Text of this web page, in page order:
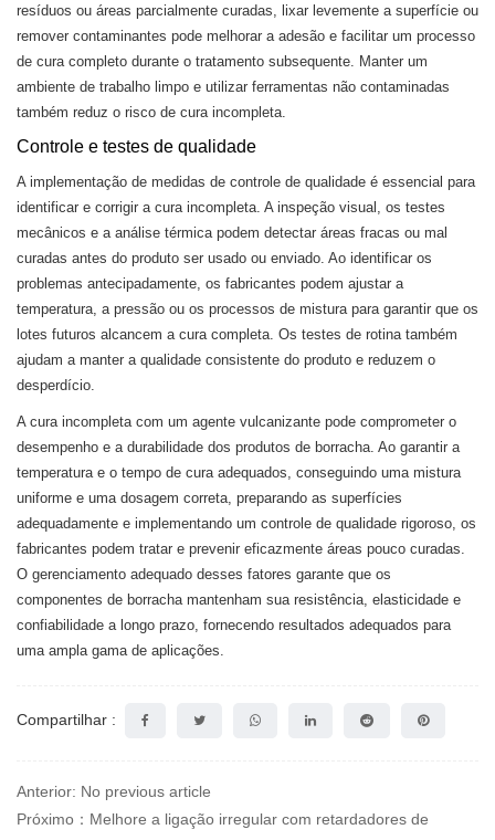
resíduos ou áreas parcialmente curadas, lixar levemente a superfície ou
remover contaminantes pode melhorar a adesão e facilitar um processo
de cura completo durante o tratamento subsequente. Manter um
ambiente de trabalho limpo e utilizar ferramentas não contaminadas
também reduz o risco de cura incompleta.
Controle e testes de qualidade
A implementação de medidas de controle de qualidade é essencial para
identificar e corrigir a cura incompleta. A inspeção visual, os testes
mecânicos e a análise térmica podem detectar áreas fracas ou mal
curadas antes do produto ser usado ou enviado. Ao identificar os
problemas antecipadamente, os fabricantes podem ajustar a
temperatura, a pressão ou os processos de mistura para garantir que os
lotes futuros alcancem a cura completa. Os testes de rotina também
ajudam a manter a qualidade consistente do produto e reduzem o
desperdício.
A cura incompleta com um agente vulcanizante pode comprometer o
desempenho e a durabilidade dos produtos de borracha. Ao garantir a
temperatura e o tempo de cura adequados, conseguindo uma mistura
uniforme e uma dosagem correta, preparando as superfícies
adequadamente e implementando um controle de qualidade rigoroso, os
fabricantes podem tratar e prevenir eficazmente áreas pouco curadas.
O gerenciamento adequado desses fatores garante que os
componentes de borracha mantenham sua resistência, elasticidade e
confiabilidade a longo prazo, fornecendo resultados adequados para
uma ampla gama de aplicações.
Compartilhar :
Anterior: No previous article
Próximo：Melhore a ligação irregular com retardadores de